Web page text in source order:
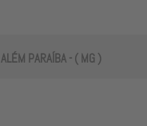
ALÉM PARAÍBA - ( MG )